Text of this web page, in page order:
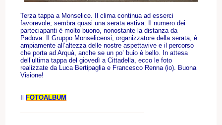
Terza tappa a Monselice. Il clima continua ad esserci
favorevole; sembra quasi una serata estiva. Il numero dei
parteciapanti è molto buono, nonostante la distanza da
Padova. Il Gruppo Monselicensi, organizzatore della serata, è
ampiamente all’altezza delle nostre aspettavive e il percorso
che porta ad Arquà, anche se un po’ buio è bello. In attesa
dell’ultima tappa del giovedì a Cittadella, ecco le foto
realizzate da Luca Bertipaglia e Francesco Renna (io). Buona
Visione!
FOTOALBUM